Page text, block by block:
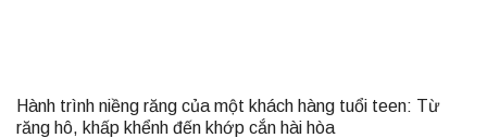
Hành trình niềng răng của một khách hàng tuổi teen: Từ
răng hô, khấp khểnh đến khớp cắn hài hòa